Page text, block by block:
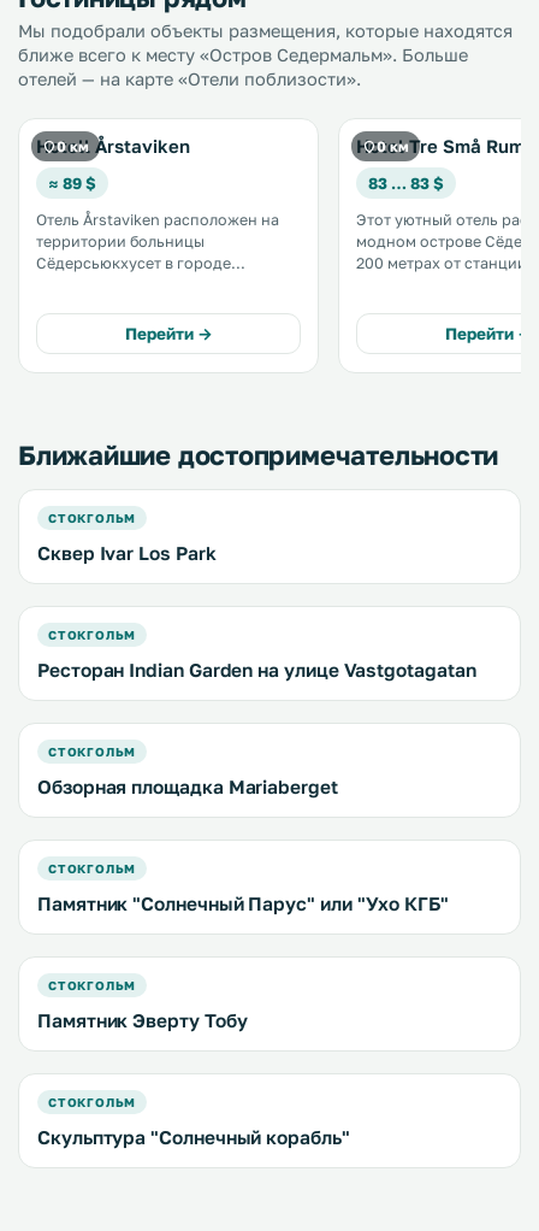
Мы подобрали объекты размещения, которые находятся
ближе всего к месту «Остров Седермальм». Больше
отелей — на карте «Отели поблизости».
0 км
Hotell Årstaviken
≈ 89 $
Отель Årstaviken расположен на
территории больницы
Сёдерсьюкхусет в городе
больницей и размещает у себя ее
пациентов. .
Перейти →
0 км
Hotel Tre Små Rum
83 … 83 $
Этот уютный отель
модном острове
200 метрах от станции
чай/кофе и
завтрак "шведский
Перейти →
Ближайшие достопримечательности
СТОКГОЛЬМ
Сквер Ivar Los Park
СТОКГОЛЬМ
Ресторан Indian Garden на улице Vastgotagatan
СТОКГОЛЬМ
Обзорная площадка Mariaberget
СТОКГОЛЬМ
Памятник "Солнечный Парус" или "Ухо КГБ"
СТОКГОЛЬМ
Памятник Эверту Тобу
СТОКГОЛЬМ
Скульптура "Солнечный корабль"